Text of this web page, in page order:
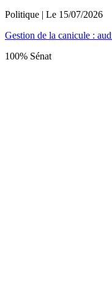
Politique | Le 15/07/2026
Gestion de la canicule :
100% Sénat